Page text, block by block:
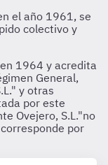
el año 1961, se
colectivo y
1964 y acredita
General,
y otras
por este
Ovejero, S.L."no
por